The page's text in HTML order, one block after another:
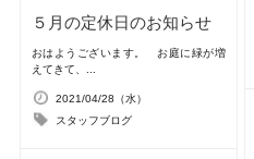
５月の定休日のお知らせ
おはようございます。 お庭に緑が増
えてきて、...
2021/04/28（水）
スタッフブログ